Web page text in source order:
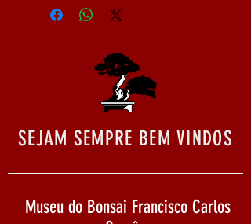
SEJAM SEMPRE BEM VINDOS
Museu do Bonsai Francisco Carlos